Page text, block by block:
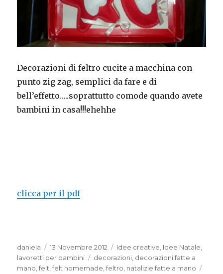
Decorazioni di feltro cucite a macchina con
punto zig zag, semplici da fare e di
bell’effetto…..soprattutto comode quando avete
bambini in casa!!!ehehhe
clicca per il pdf
Autore
daniela
Pubblicato
il
13 Novembre 2012 Categorie
Idee creative, Idee Natale,
lavoretti per bambini
Tag
decorazioni, decorazioni fatte a
mano,felt,felt homemade,feltro, natalizie fatte a mano